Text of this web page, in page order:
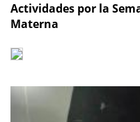
Actividades por la
Materna